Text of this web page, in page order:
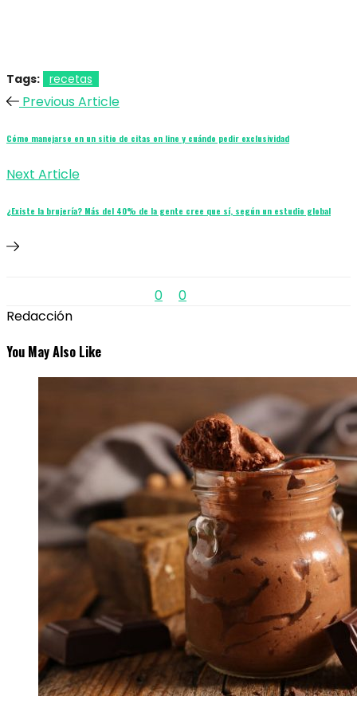
Tags: recetas
Previous Article
Cómo manejarse en un sitio de citas on line y cuándo pedir exclusividad
Next Article
¿Existe la brujería? Más del 40% de la gente cree que sí, según un estudio global
0
0
Redacción
You May Also Like